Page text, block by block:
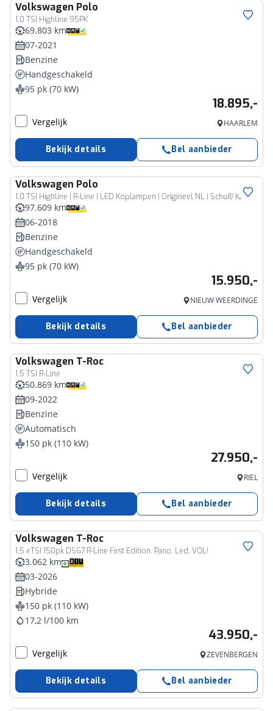
Volkswagen Polo
1.0 TSI Highline 95PK
69.803 km
07-2021
Benzine
Handgeschakeld
95 pk (70 kW)
18.895,-
Vergelijk HAARLEM
Bekijk details Bel aanbieder
Volkswagen Polo
1.0 TSI Highline | R-Line | LED Koplampen | Origineel NL | Schuif/ Kantel Panorama Dak | Virtual Cockpit | Adaptieve Cruise Control | Climate Control | Privacy Glas | Mistlampen | Parkeersensoren |
97.609 km
06-2018
Benzine
Handgeschakeld
95 pk (70 kW)
15.950,-
Vergelijk NIEUW WEERDINGE
Bekijk details Bel aanbieder
Volkswagen T-Roc
1.5 TSI R-Line
50.869 km
09-2022
Benzine
Automatisch
150 pk (110 kW)
27.950,-
Vergelijk RIEL
Bekijk details Bel aanbieder
Volkswagen T-Roc
1.5 eTSI 150pk DSG7 R-Line First Edition. Pano, Led, VOL!
3.062 km
03-2026
Hybride
150 pk (110 kW)
17,2 l/100 km
43.950,-
Vergelijk ZEVENBERGEN
Bekijk details Bel aanbieder